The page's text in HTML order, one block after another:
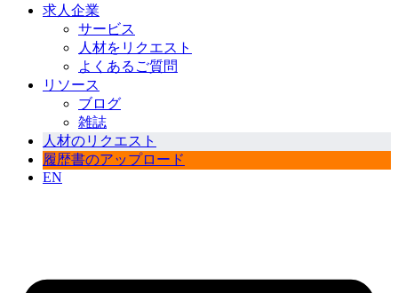
求人企業
サービス
人材をリクエスト
よくあるご質問
リソース
ブログ
雑誌
人材のリクエスト
履歴書のアップロード
EN